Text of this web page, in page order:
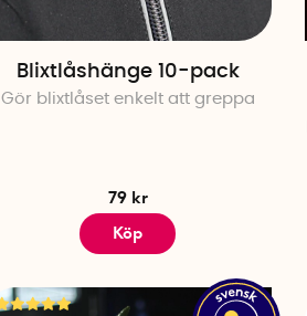
Blixtlåshänge 10-pack
Gör blixtlåset enkelt att greppa
79 kr
Köp